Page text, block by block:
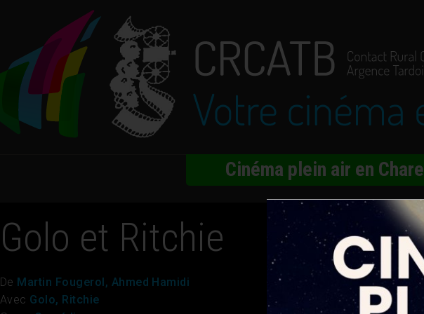
Cinéma plein air en
Golo et Ritchie
De Martin Fougerol, Ahmed Hamidi
Avec Golo, Ritchie